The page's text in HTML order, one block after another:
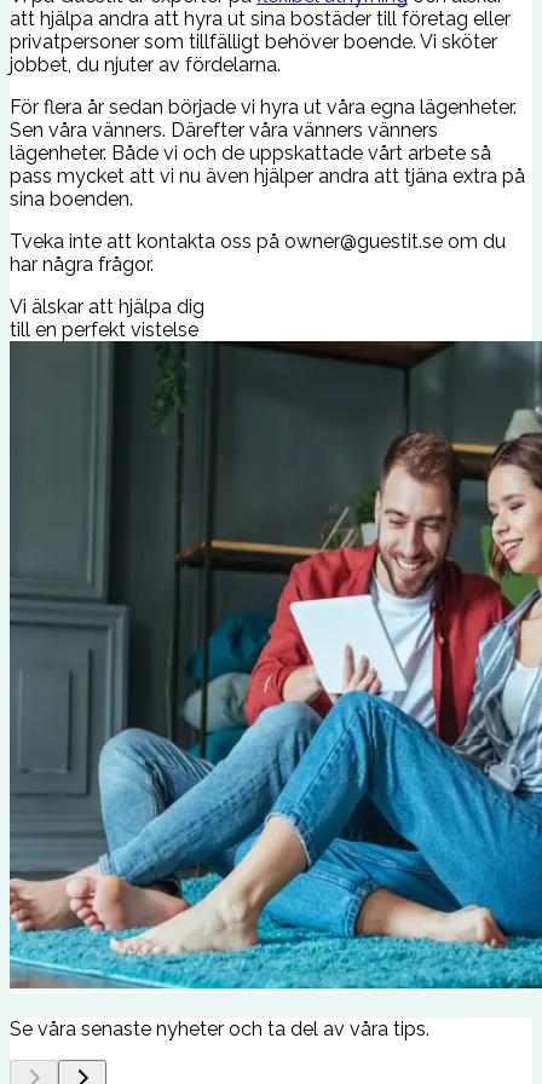
att hjälpa andra att hyra ut sina bostäder till företag eller
privatpersoner som tillfälligt behöver boende. Vi sköter
jobbet, du njuter av fördelarna.
För flera år sedan började vi hyra ut våra egna lägenheter.
Sen våra vänners. Därefter våra vänners vänners
lägenheter. Både vi och de uppskattade vårt arbete så
pass mycket att vi nu även hjälper andra att tjäna extra på
sina boenden.
Tveka inte att kontakta oss på owner@guestit.se om du
har några frågor.
Vi älskar att hjälpa dig
till en perfekt vistelse
Se våra senaste nyheter och ta del av våra tips.